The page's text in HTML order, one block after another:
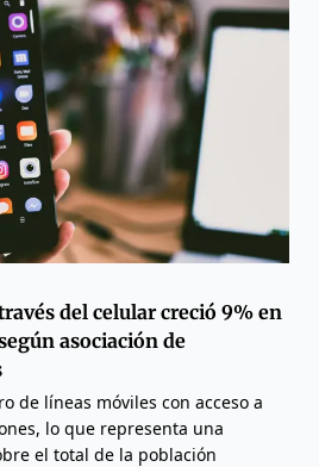
del celular creció 9% en
asociación de
de líneas móviles con acceso a
lo que representa una
el total de la población